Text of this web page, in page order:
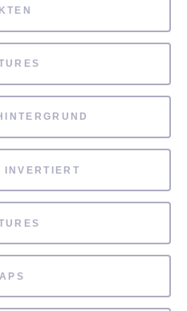
INVERTIERT